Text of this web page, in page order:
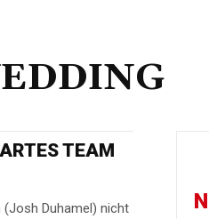
TEAM
(Josh Duhamel) nicht